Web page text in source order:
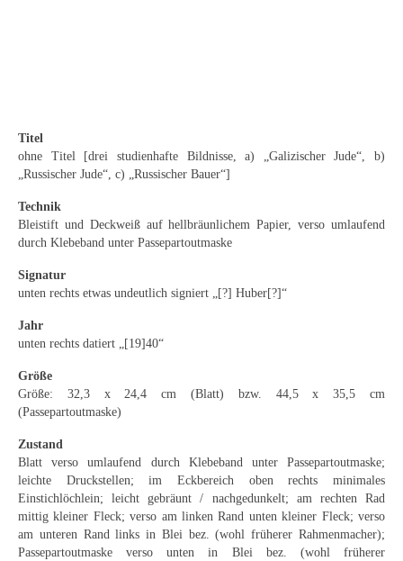
Weitere Künstler nach 1945
Unbekannt
Herkunft & Wirkungsstätte
Fränkische Künstler
Münchner Künstler
Pfälzer Künstler
Schwäbische Künstler
Titel
ohne Titel [drei studienhafte Bildnisse, a) „Galizischer Jude“, b)
„Russischer Jude“, c) „Russischer Bauer“]
Technik
Bleistift und Deckweiß auf hellbräunlichem Papier, verso umlaufend
durch Klebeband unter Passepartoutmaske
Signatur
unten rechts etwas undeutlich signiert „[?] Huber[?]“
Jahr
unten rechts datiert „[19]40“
Größe
Größe: 32,3 x 24,4 cm (Blatt) bzw. 44,5 x 35,5 cm
(Passepartoutmaske)
Zustand
Blatt verso umlaufend durch Klebeband unter Passepartoutmaske;
leichte Druckstellen; im Eckbereich oben rechts minimales
Einstichlöchlein; leicht gebräunt / nachgedunkelt; am rechten Rad
mittig kleiner Fleck; verso am linken Rand unten kleiner Fleck; verso
am unteren Rand links in Blei bez. (wohl früherer Rahmenmacher);
Passepartoutmaske verso unten in Blei bez. (wohl früherer